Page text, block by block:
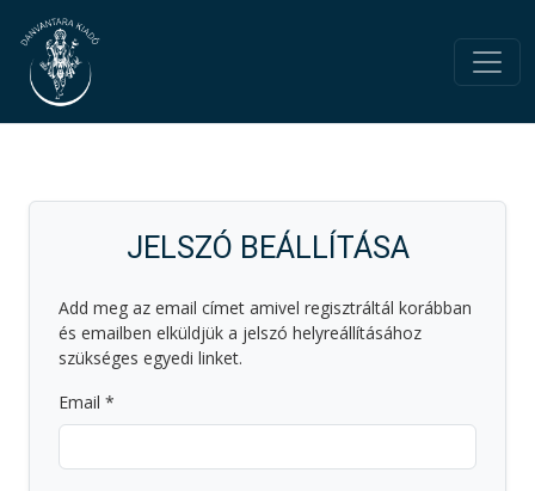
JELSZÓ BEÁLLÍTÁSA
Add meg az email címet amivel regisztráltál korábban
és emailben elküldjük a jelszó helyreállításához
szükséges egyedi linket.
Email